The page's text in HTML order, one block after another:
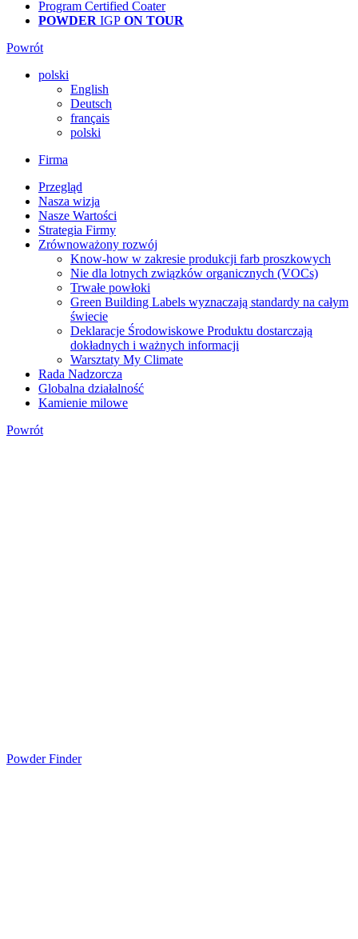
Program Certified Coater
POWDER IGP ON TOUR
Powrót
polski
English
Deutsch
français
polski
Firma
Przegląd
Nasza wizja
Nasze Wartości
Strategia Firmy
Zrównoważony rozwój
Know-how w zakresie produkcji farb proszkowych
Nie dla lotnych związków organicznych (VOCs)
Trwałe powłoki
Green Building Labels wyznaczają standardy na całym
świecie
Deklaracje Środowiskowe Produktu dostarczają
dokładnych i ważnych informacji
Warsztaty My Climate
Rada Nadzorcza
Globalna działalność
Kamienie milowe
Powrót
Powder Finder